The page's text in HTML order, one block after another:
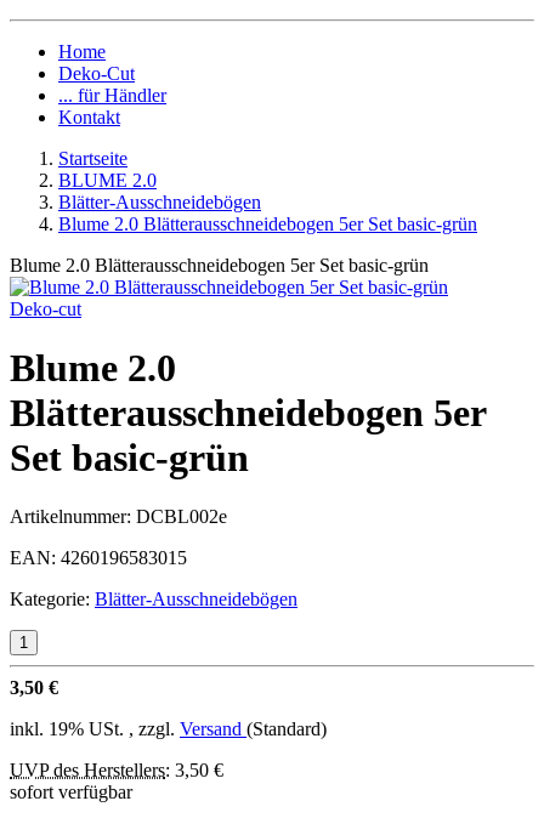
Home
Deko-Cut
... für Händler
Kontakt
Startseite
BLUME 2.0
Blätter-Ausschneidebögen
Blume 2.0 Blätterausschneidebogen 5er Set basic-grün
Blume 2.0 Blätterausschneidebogen 5er Set basic-grün
Deko-cut
Blume 2.0
Blätterausschneidebogen 5er
Set basic-grün
Artikelnummer: DCBL002e
EAN: 4260196583015
Kategorie: Blätter-Ausschneidebögen
3,50 €
inkl. 19% USt. , zzgl. Versand (Standard)
UVP des Herstellers: 3,50 €
sofort verfügbar